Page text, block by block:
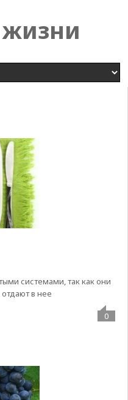
системами, так как они
в нее
0